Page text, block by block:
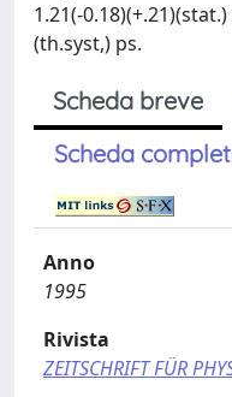
1.21(-
(th.syst,) ps.
Scheda breve
Scheda
Anno
1995
Rivista
ZEITSCHRIFT FÜR